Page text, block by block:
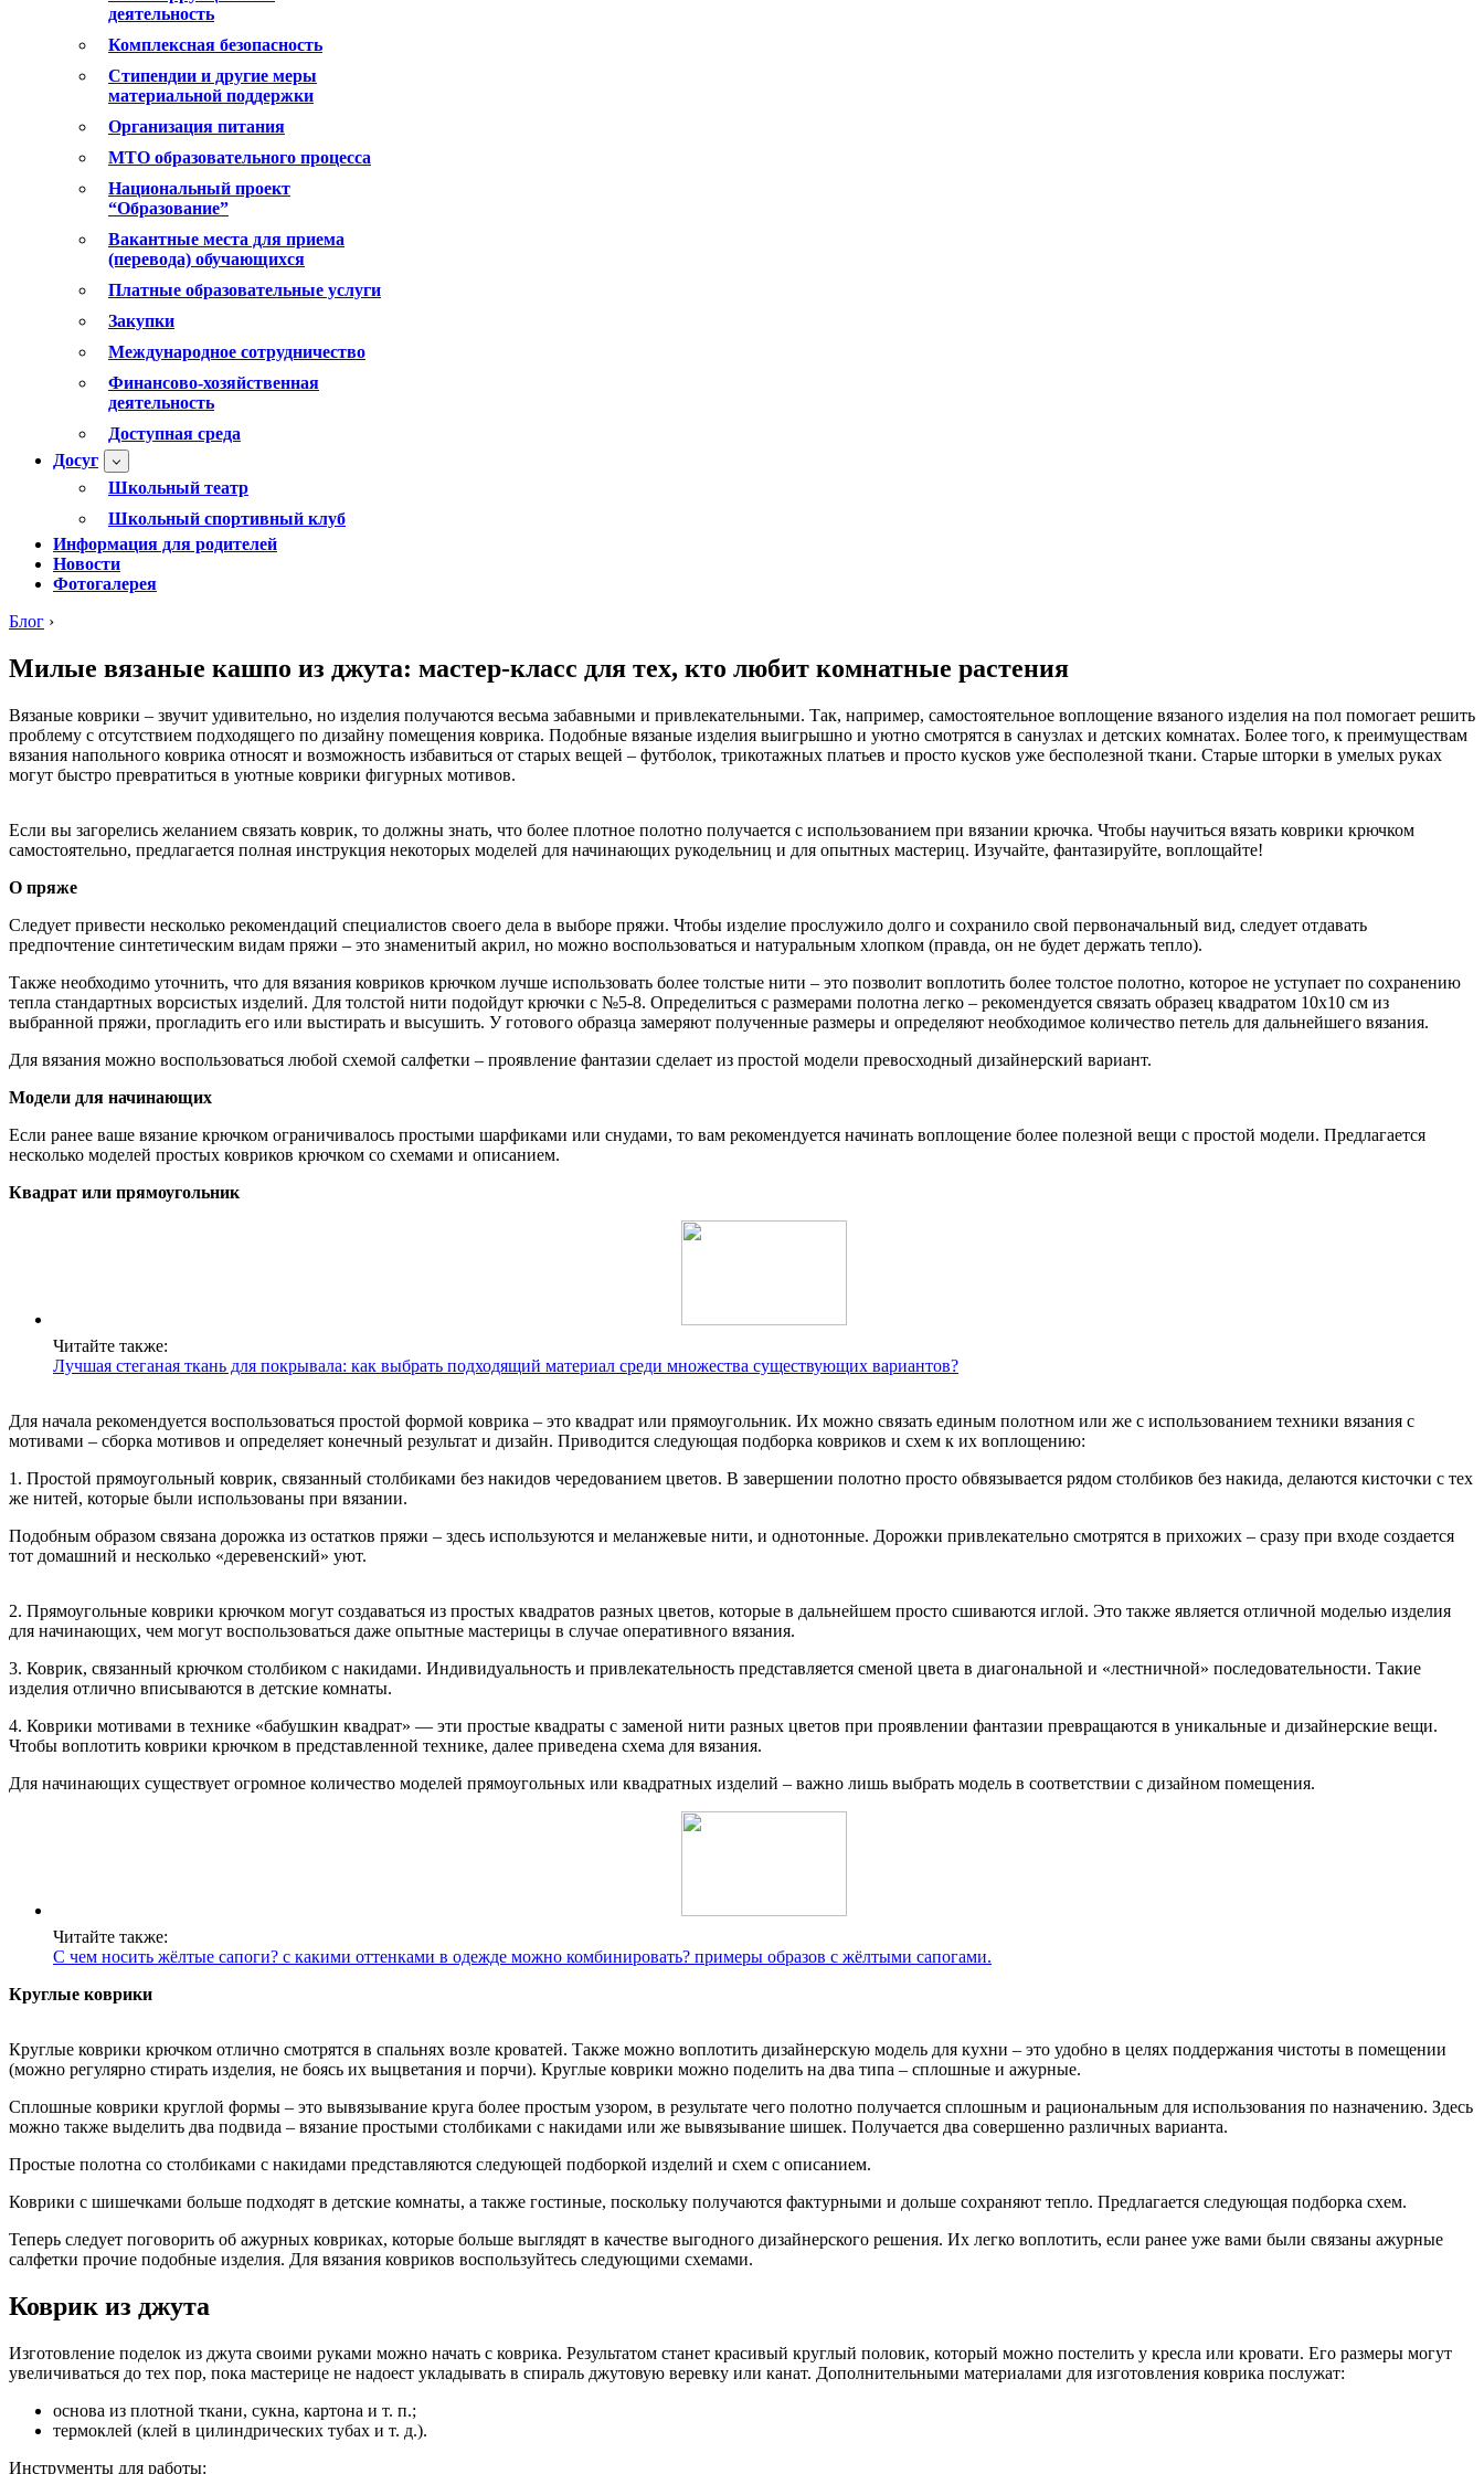
деятельность
Комплексная безопасность
Стипендии и другие меры
материальной поддержки
Организация питания
МТО образовательного процесса
Национальный проект
“Образование”
Вакантные места для приема
(перевода) обучающихся
Платные образовательные услуги
Закупки
Международное сотрудничество
Финансово-хозяйственная
деятельность
Доступная среда
Досуг
Школьный театр
Школьный спортивный клуб
Информация для родителей
Новости
Фотогалерея
Блог ›
Милые вязаные кашпо из джута: мастер-класс для тех, кто любит комнатные растения
Вязаные коврики – звучит удивительно, но изделия получаются весьма забавными и привлекательными. Так, например, самостоятельное воплощение вязаного изделия на пол помогает решить
проблему с отсутствием подходящего по дизайну помещения коврика. Подобные вязаные изделия выигрышно и уютно смотрятся в санузлах и детских комнатах. Более того, к преимуществам
вязания напольного коврика относят и возможность избавиться от старых вещей – футболок, трикотажных платьев и просто кусков уже бесполезной ткани. Старые шторки в умелых руках
могут быстро превратиться в уютные коврики фигурных мотивов.
Если вы загорелись желанием связать коврик, то должны знать, что более плотное полотно получается с использованием при вязании крючка. Чтобы научиться вязать коврики крючком
самостоятельно, предлагается полная инструкция некоторых моделей для начинающих рукодельниц и для опытных мастериц. Изучайте, фантазируйте, воплощайте!
О пряже
Следует привести несколько рекомендаций специалистов своего дела в выборе пряжи. Чтобы изделие прослужило долго и сохранило свой первоначальный вид, следует отдавать
предпочтение синтетическим видам пряжи – это знаменитый акрил, но можно воспользоваться и натуральным хлопком (правда, он не будет держать тепло).
Также необходимо уточнить, что для вязания ковриков крючком лучше использовать более толстые нити – это позволит воплотить более толстое полотно, которое не уступает по сохранению
тепла стандартных ворсистых изделий. Для толстой нити подойдут крючки с №5-8. Определиться с размерами полотна легко – рекомендуется связать образец квадратом 10х10 см из
выбранной пряжи, прогладить его или выстирать и высушить. У готового образца замеряют полученные размеры и определяют необходимое количество петель для дальнейшего вязания.
Для вязания можно воспользоваться любой схемой салфетки – проявление фантазии сделает из простой модели превосходный дизайнерский вариант.
Модели для начинающих
Если ранее ваше вязание крючком ограничивалось простыми шарфиками или снудами, то вам рекомендуется начинать воплощение более полезной вещи с простой модели. Предлагается
несколько моделей простых ковриков крючком со схемами и описанием.
Квадрат или прямоугольник
Читайте также:
Лучшая стеганая ткань для покрывала: как выбрать подходящий материал среди множества существующих вариантов?
Для начала рекомендуется воспользоваться простой формой коврика – это квадрат или прямоугольник. Их можно связать единым полотном или же с использованием техники вязания с
мотивами – сборка мотивов и определяет конечный результат и дизайн. Приводится следующая подборка ковриков и схем к их воплощению:
1. Простой прямоугольный коврик, связанный столбиками без накидов чередованием цветов. В завершении полотно просто обвязывается рядом столбиков без накида, делаются кисточки с тех
же нитей, которые были использованы при вязании.
Подобным образом связана дорожка из остатков пряжи – здесь используются и меланжевые нити, и однотонные. Дорожки привлекательно смотрятся в прихожих – сразу при входе создается
тот домашний и несколько «деревенский» уют.
2. Прямоугольные коврики крючком могут создаваться из простых квадратов разных цветов, которые в дальнейшем просто сшиваются иглой. Это также является отличной моделью изделия
для начинающих, чем могут воспользоваться даже опытные мастерицы в случае оперативного вязания.
3. Коврик, связанный крючком столбиком с накидами. Индивидуальность и привлекательность представляется сменой цвета в диагональной и «лестничной» последовательности. Такие
изделия отлично вписываются в детские комнаты.
4. Коврики мотивами в технике «бабушкин квадрат» — эти простые квадраты с заменой нити разных цветов при проявлении фантазии превращаются в уникальные и дизайнерские вещи.
Чтобы воплотить коврики крючком в представленной технике, далее приведена схема для вязания.
Для начинающих существует огромное количество моделей прямоугольных или квадратных изделий – важно лишь выбрать модель в соответствии с дизайном помещения.
Читайте также:
С чем носить жёлтые сапоги? с какими оттенками в одежде можно комбинировать? примеры образов с жёлтыми сапогами.
Круглые коврики
Круглые коврики крючком отлично смотрятся в спальнях возле кроватей. Также можно воплотить дизайнерскую модель для кухни – это удобно в целях поддержания чистоты в помещении
(можно регулярно стирать изделия, не боясь их выцветания и порчи). Круглые коврики можно поделить на два типа – сплошные и ажурные.
Сплошные коврики круглой формы – это вывязывание круга более простым узором, в результате чего полотно получается сплошным и рациональным для использования по назначению. Здесь
можно также выделить два подвида – вязание простыми столбиками с накидами или же вывязывание шишек. Получается два совершенно различных варианта.
Простые полотна со столбиками с накидами представляются следующей подборкой изделий и схем с описанием.
Коврики с шишечками больше подходят в детские комнаты, а также гостиные, поскольку получаются фактурными и дольше сохраняют тепло. Предлагается следующая подборка схем.
Теперь следует поговорить об ажурных ковриках, которые больше выглядят в качестве выгодного дизайнерского решения. Их легко воплотить, если ранее уже вами были связаны ажурные
салфетки прочие подобные изделия. Для вязания ковриков воспользуйтесь следующими схемами.
Коврик из джута
Изготовление поделок из джута своими руками можно начать с коврика. Результатом станет красивый круглый половик, который можно постелить у кресла или кровати. Его размеры могут
увеличиваться до тех пор, пока мастерице не надоест укладывать в спираль джутовую веревку или канат. Дополнительными материалами для изготовления коврика послужат:
основа из плотной ткани, сукна, картона и т. п.;
термоклей (клей в цилиндрических тубах и т. д.).
Инструменты для работы: